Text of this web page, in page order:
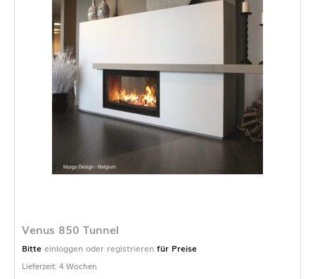
Venus 850 Tunnel
Bitte einloggen oder registrieren für Preise
Lieferzeit: 4 Wochen